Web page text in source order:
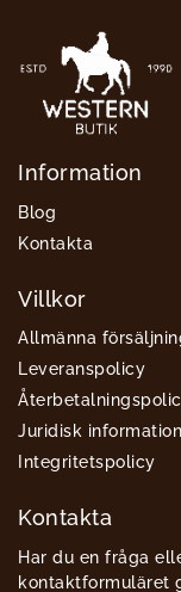
Information
Blog
Kontakta
Villkor
Allmänna
Leveranspolicy
Juridisk information
Integritetspolicy
Kontakta
Har du en fråga
kontaktformuläret